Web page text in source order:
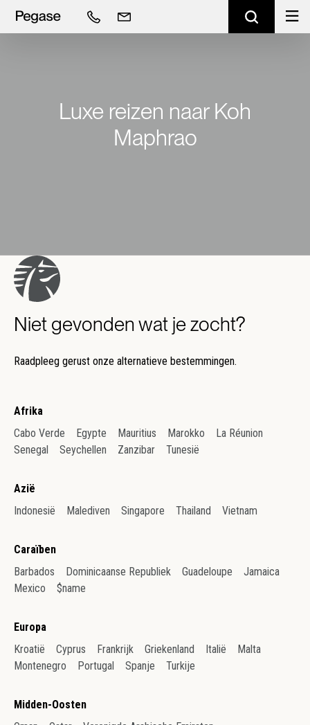
Luxe reizen naar Koh
Maphrao
Niet gevonden wat je zocht?
Raadpleeg gerust onze alternatieve bestemmingen.
Afrika
Cabo Verde
Egypte Mauritius Marokko
La Réunion
Senegal
Seychellen Zanzibar Tunesië
Azië
Indonesië
Malediven Singapore Thailand Vietnam
Caraïben
Barbados
Dominicaanse Republiek Guadeloupe
Jamaica
Mexico
$name
Europa
Kroatië
Cyprus Frankrijk Griekenland Italië
Malta
Montenegro
Portugal Spanje Turkije
Midden-Oosten